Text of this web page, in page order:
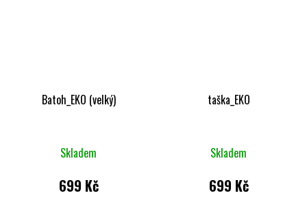
Batoh_EKO (velký)
Skladem
699 Kč
taška_EKO
hodnocení
produktu
je
Skladem
699 Kč